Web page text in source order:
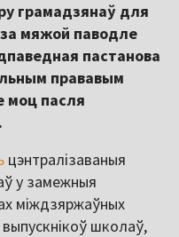
грамадзянаў для
мяжой паводле
пастанова
прававым
моц пасля
цэнтралізаваныя
у замежныя
міждзяржаўных
школаў,